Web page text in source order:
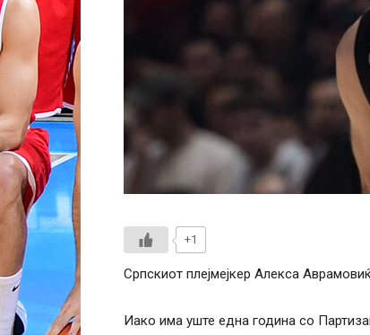
+1
Српскиот плејмејкер Алекса
Иако има уште една година со